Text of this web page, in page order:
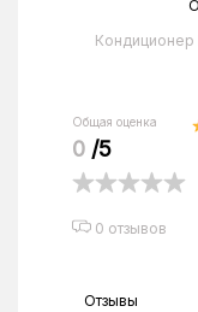
Кондиционер
Общая оценка
0 /5
0 отзывов
Отзывы